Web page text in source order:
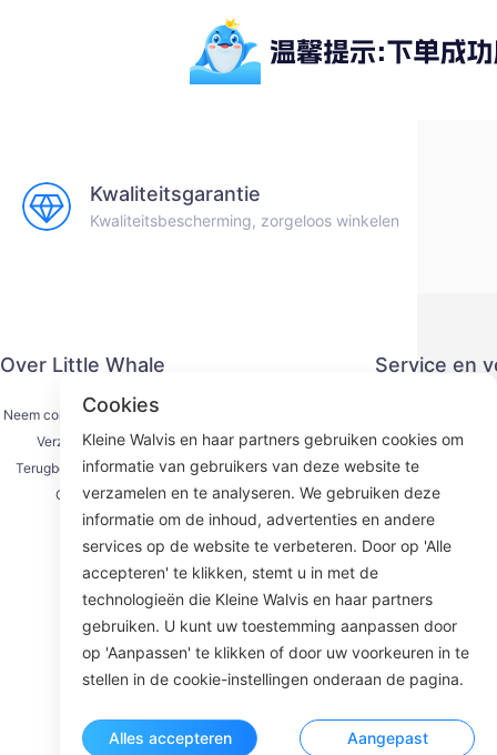
Kwaliteitsgarantie
Kwaliteitsbescherming, zorgeloos winkelen
Over Little Whale
Neem contact met ons op
Verzendproces
Terugbetalingsproces
Over ons
Service en
ROOM
Cookies
Kleine Walvis en haar partners gebruiken cookies om
informatie van gebruikers van deze website te
verzamelen en te analyseren. We gebruiken deze
informatie om de inhoud, advertenties en andere
services op de website te verbeteren. Door op 'Alle
accepteren' te klikken, stemt u in met de
technologieën die Kleine Walvis en haar partners
gebruiken. U kunt uw toestemming aanpassen door
op 'Aanpassen' te klikken of door uw voorkeuren in te
stellen in de cookie-instellingen onderaan de pagina.
Alles accepteren Aangepast